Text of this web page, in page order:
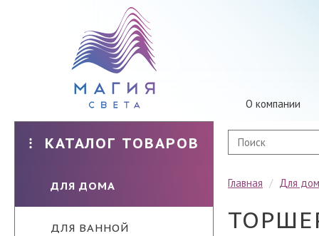
О компании
КАТАЛОГ ТОВАРОВ
ДЛЯ ДОМА
ДЛЯ ВАННОЙ
Главная / Для